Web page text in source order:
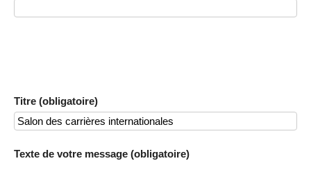
Titre (obligatoire)
Texte de votre message (obligatoire)